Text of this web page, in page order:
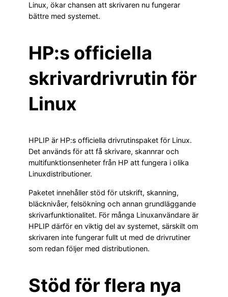
Linux, ökar chansen att skrivaren nu fungerar
bättre med systemet.
HP:s officiella
skrivardrivrutin för
Linux
HPLIP är HP:s officiella drivrutinspaket för Linux.
Det används för att få skrivare, skannrar och
multifunktionsenheter från HP att fungera i olika
Linuxdistributioner.
Paketet innehåller stöd för utskrift, skanning,
bläcknivåer, felsökning och annan grundläggande
skrivarfunktionalitet. För många Linuxanvändare är
HPLIP därför en viktig del av systemet, särskilt om
skrivaren inte fungerar fullt ut med de drivrutiner
som redan följer med distributionen.
Stöd för flera nya